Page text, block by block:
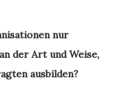
nur
der Art und Weise,
ausbilden?